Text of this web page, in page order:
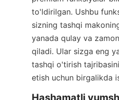
to'ldirilgan. Ushbu
sizning tashqi
yanada qulay va
qiladi. Ular sizga eng
tashqi o'tirish
etish uchun birgalikda
Hashamatli